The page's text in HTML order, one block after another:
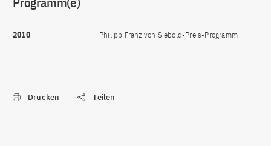
2010 Philipp Franz von Siebold-Preis-Programm
Drucken Teilen